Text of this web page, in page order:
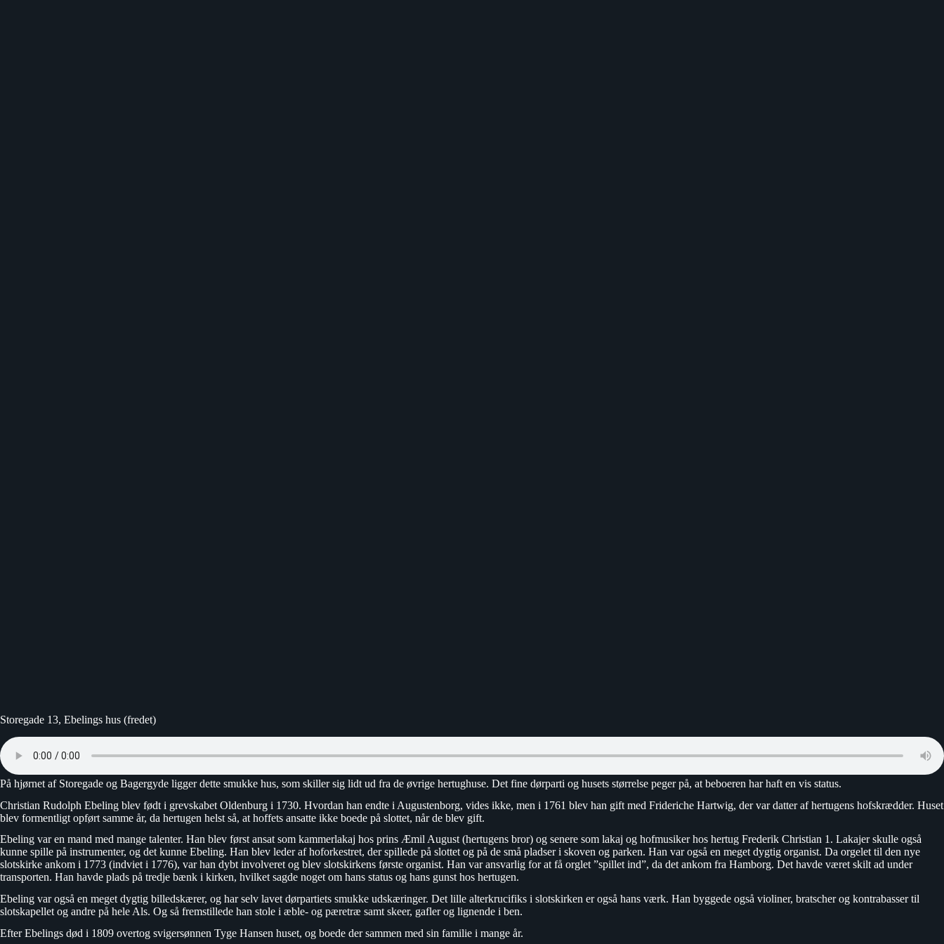
Storegade 13, Ebelings hus (fredet)
På hjørnet af Storegade og Bagergyde ligger dette smukke hus, som skiller sig lidt ud fra de øvrige hertughuse. Det fine dørparti og husets størrelse peger på, at beboeren har haft en vis status.
Christian Rudolph Ebeling blev født i grevskabet Oldenburg i 1730. Hvordan han endte i Augustenborg, vides ikke, men i 1761 blev han gift med Frideriche Hartwig, der var datter af hertugens hofskrædder. Huset
blev formentligt opført samme år, da hertugen helst så, at hoffets ansatte ikke boede på slottet, når de blev gift.
Ebeling var en mand med mange talenter. Han blev først ansat som kammerlakaj hos prins Æmil August (hertugens bror) og senere som lakaj og hofmusiker hos hertug Frederik Christian 1. Lakajer skulle også
kunne spille på instrumenter, og det kunne Ebeling. Han blev leder af hoforkestret, der spillede på slottet og på de små pladser i skoven og parken. Han var også en meget dygtig organist. Da orgelet til den nye
slotskirke ankom i 1773 (indviet i 1776), var han dybt involveret og blev slotskirkens første organist. Han var ansvarlig for at få orglet ”spillet ind”, da det ankom fra Hamborg. Det havde været skilt ad under
transporten. Han havde plads på tredje bænk i kirken, hvilket sagde noget om hans status og hans gunst hos hertugen.
Ebeling var også en meget dygtig billedskærer, og har selv lavet dørpartiets smukke udskæringer. Det lille alterkrucifiks i slotskirken er også hans værk. Han byggede også violiner, bratscher og kontrabasser til
slotskapellet og andre på hele Als. Og så fremstillede han stole i æble- og pæretræ samt skeer, gafler og lignende i ben.
Efter Ebelings død i 1809 overtog svigersønnen Tyge Hansen huset, og boede der sammen med sin familie i mange år.